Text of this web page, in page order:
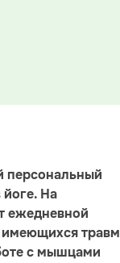
персональный
На
ежедневной
имеющихся травм
с мышцами